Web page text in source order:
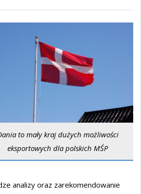
to mały kraj dużych możliwości
eksportowych dla polskich MŚP
analizy oraz zarekomendowanie